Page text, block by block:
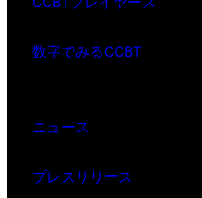
数字でみるCCBT
ニュース
プレスリリース